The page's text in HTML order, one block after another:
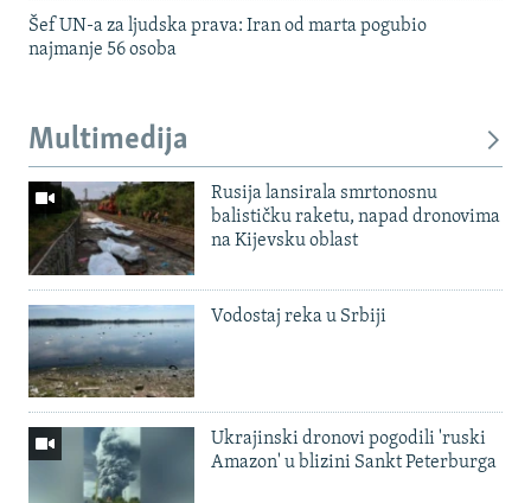
Šef UN-a za ljudska prava: Iran od marta pogubio
najmanje 56 osoba
Multimedija
Rusija lansirala smrtonosnu
balističku raketu, napad dronovima
na Kijevsku oblast
Vodostaj reka u Srbiji
Ukrajinski dronovi pogodili 'ruski
Amazon' u blizini Sankt Peterburga